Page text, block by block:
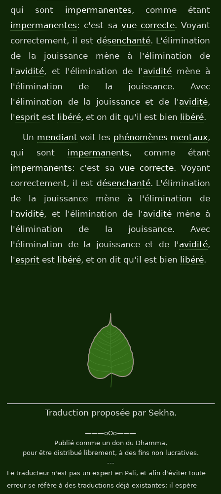
qui sont impermanentes, comme étant
impermanentes: c'est sa vue correcte. Voyant
correctement, il est désenchanté. L'élimination
de la jouissance mène à l'élimination de
l'avidité, et l'élimination de l'aviditémène à
l'élimination de la jouissance. Avec
l'élimination de la jouissance et de l'avidité,
l'esprit est libéré, et on dit qu'il est bien libéré.
Un mendiantvoit les phénomènes mentaux,
qui sont impermanents, comme étant
impermanents: c'est sa vue correcte. Voyant
correctement, il est désenchanté. L'élimination
de la jouissance mène à l'élimination de
l'avidité, et l'élimination de l'aviditémène à
l'élimination de la jouissance. Avec
l'élimination de la jouissance et de l'avidité,
l'esprit est libéré, et on dit qu'il est bien libéré.
Traduction proposée par Sekha.
———oOo———
Publié comme un don du Dhamma,
pour être distribué librement, à des fins non lucratives.
---
Le traducteur n'est pas un expert en Pali, et afin d'éviter toute
erreur se réfère à des traductions déjà existantes; il espère